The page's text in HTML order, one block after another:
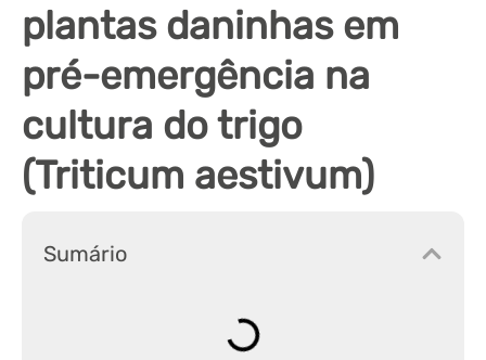
plantas daninhas em
pré-emergência na
cultura do trigo
(Triticum aestivum)
Sumário